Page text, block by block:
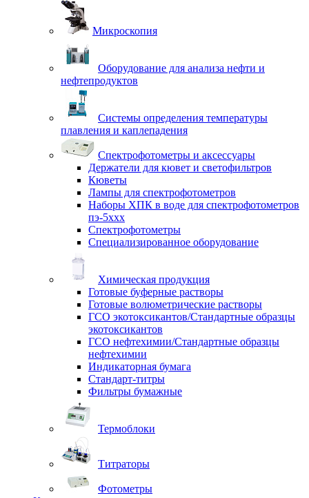
Микроскопия
Оборудование для анализа нефти и
нефтепродуктов
Системы определения температуры
плавления и каплепадения
Спектрофотометры и аксессуары
Держатели для кювет и светофильтров
Кюветы
Лампы для спектрофотометров
Наборы ХПК в воде для спектрофотометров
пэ-5ххх
Спектрофотометры
Специализированное оборудование
Химическая продукция
Готовые буферные растворы
Готовые волюметрические растворы
ГСО экотоксикантов/Стандартные образцы
экотоксикантов
ГСО нефтехимии/Стандартные образцы
нефтехимии
Индикаторная бумага
Стандарт-титры
Фильтры бумажные
Термоблоки
Титраторы
Фотометры